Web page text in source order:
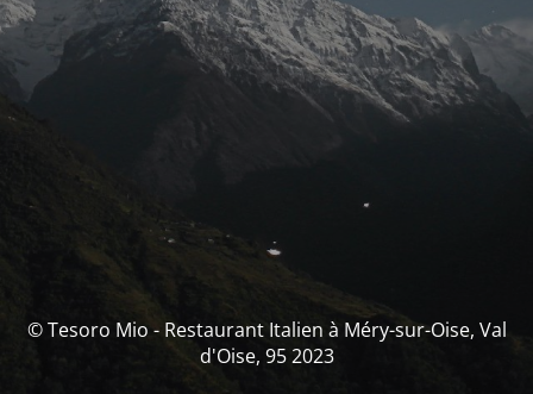
© Tesoro Mio - Restaurant Italien à Méry-sur-Oise, Val
d'Oise, 95 2023